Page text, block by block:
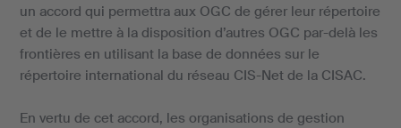
un accord qui permettra aux OGC de gérer leur répertoire
et de le mettre à la disposition d’autres OGC par-delà les
frontières en utilisant la base de données sur le
répertoire international du réseau CIS-Net de la CISAC.
En vertu de cet accord, les organisations de gestion